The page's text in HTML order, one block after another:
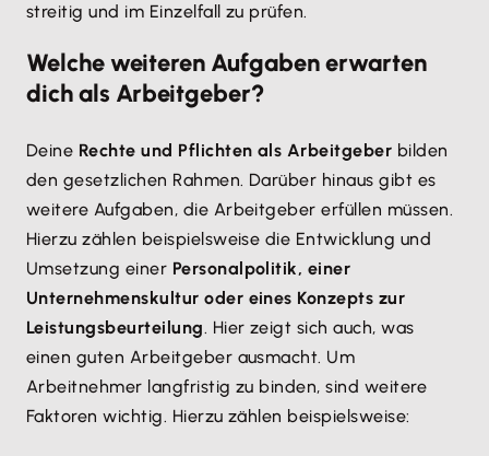
streitig und im Einzelfall zu prüfen.
Welche weiteren Aufgaben erwarten
dich als Arbeitgeber?
Deine Rechte und Pflichten als Arbeitgeber bilden
den gesetzlichen Rahmen. Darüber hinaus gibt es
weitere Aufgaben, die Arbeitgeber erfüllen müssen.
Hierzu zählen beispielsweise die Entwicklung und
Umsetzung einer Personalpolitik, einer
Unternehmenskultur oder eines Konzepts zur
Leistungsbeurteilung. Hier zeigt sich auch, was
einen guten Arbeitgeber ausmacht. Um
Arbeitnehmer langfristig zu binden, sind weitere
Faktoren wichtig. Hierzu zählen beispielsweise: